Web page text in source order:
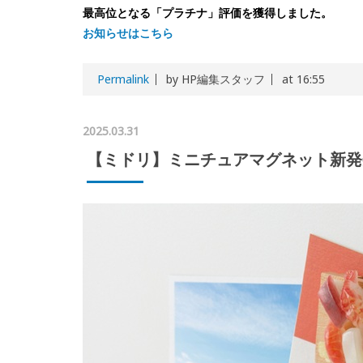
最高位となる「プラチナ」評価を獲得しました。
お知らせはこちら
Permalink by HP編集スタッフ at 16:55
2025.03.31
【ミドリ】ミニチュアマグネット新